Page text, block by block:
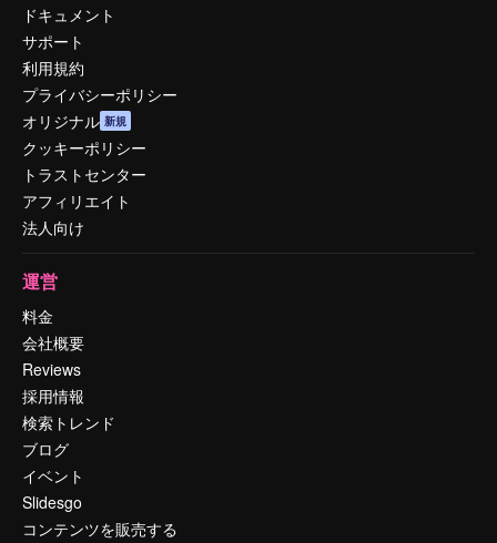
ドキュメント
サポート
利用規約
プライバシーポリシー
オリジナル 新規
クッキーポリシー
トラストセンター
アフィリエイト
法人向け
運営
料金
会社概要
Reviews
採用情報
検索トレンド
ブログ
イベント
Slidesgo
コンテンツを販売する